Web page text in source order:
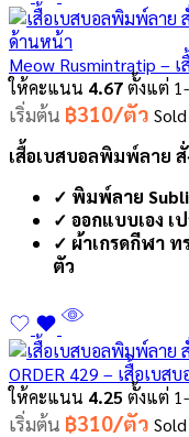
Meow Rusmintratip –
ให้คะแนน 4.67ตั้งแต่
เริ่มต้น ฿310/ตัว
เสื้อเบสบอลพิมพ์ลาย สั่
✓ พิมพ์ลาย
✓ ออกแบบเอง เ
✓ ผ้าเกรดกีฬา ท
ตัว
ORDER 429 – เสื้อเบส
ให้คะแนน 4.25 ตั้งแต่
เริ่มต้น ฿310/ตัว